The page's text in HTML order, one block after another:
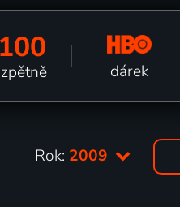
100
dárek
Rok: 2009